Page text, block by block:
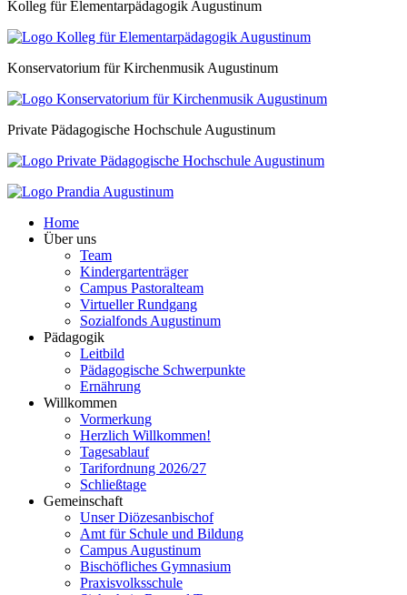
Kolleg für Elementarpädagogik Augustinum
Konservatorium für Kirchenmusik Augustinum
Private Pädagogische Hochschule Augustinum
Home
Über uns
Team
Kindergartenträger
Campus Pastoralteam
Virtueller Rundgang
Sozialfonds Augustinum
Pädagogik
Leitbild
Pädagogische Schwerpunkte
Ernährung
Willkommen
Vormerkung
Herzlich Willkommen!
Tagesablauf
Tarifordnung 2026/27
Schließtage
Gemeinschaft
Unser Diözesanbischof
Amt für Schule und Bildung
Campus Augustinum
Bischöfliches Gymnasium
Praxisvolksschule